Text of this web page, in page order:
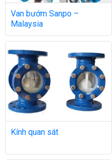
Van bướm Sanpo –
Malaysia
Kính quan sát